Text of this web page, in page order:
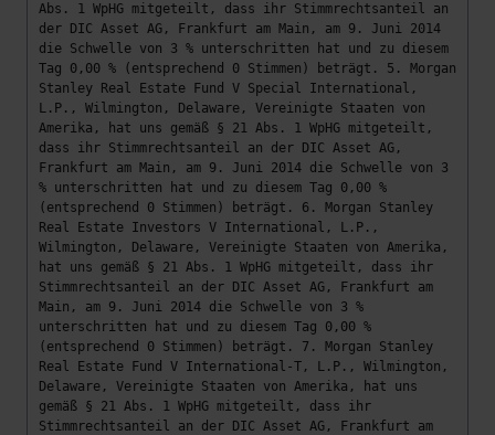
Abs. 1 WpHG mitgeteilt, dass ihr Stimmrechtsanteil an
der DIC Asset AG, Frankfurt am Main, am 9. Juni 2014
die Schwelle von 3 % unterschritten hat und zu diesem
Tag 0,00 % (entsprechend 0 Stimmen) beträgt. 5. Morgan
Stanley Real Estate Fund V Special International,
L.P., Wilmington, Delaware, Vereinigte Staaten von
Amerika, hat uns gemäß § 21 Abs. 1 WpHG mitgeteilt,
dass ihr Stimmrechtsanteil an der DIC Asset AG,
Frankfurt am Main, am 9. Juni 2014 die Schwelle von 3
% unterschritten hat und zu diesem Tag 0,00 %
(entsprechend 0 Stimmen) beträgt. 6. Morgan Stanley
Real Estate Investors V International, L.P.,
Wilmington, Delaware, Vereinigte Staaten von Amerika,
hat uns gemäß § 21 Abs. 1 WpHG mitgeteilt, dass ihr
Stimmrechtsanteil an der DIC Asset AG, Frankfurt am
Main, am 9. Juni 2014 die Schwelle von 3 %
unterschritten hat und zu diesem Tag 0,00 %
(entsprechend 0 Stimmen) beträgt. 7. Morgan Stanley
Real Estate Fund V International-T, L.P., Wilmington,
Delaware, Vereinigte Staaten von Amerika, hat uns
gemäß § 21 Abs. 1 WpHG mitgeteilt, dass ihr
Stimmrechtsanteil an der DIC Asset AG, Frankfurt am